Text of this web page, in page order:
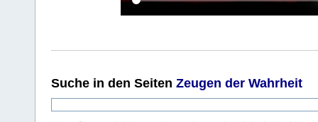
Suche in den Seiten Zeugen der Wahrheit